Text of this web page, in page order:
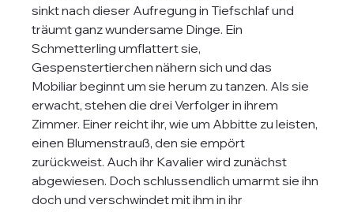
sinkt nach dieser Aufregung in Tiefschlaf und
träumt ganz wundersame Dinge. Ein
Schmetterling umflattert sie,
Gespenstertierchen nähern sich und das
Mobiliar beginnt um sie herum zu tanzen. Als sie
erwacht, stehen die drei Verfolger in ihrem
Zimmer. Einer reicht ihr, wie um Abbitte zu leisten,
einen Blumenstrauß, den sie empört
zurückweist. Auch ihr Kavalier wird zunächst
abgewiesen. Doch schlussendlich umarmt sie ihn
doch und verschwindet mit ihm in ihr